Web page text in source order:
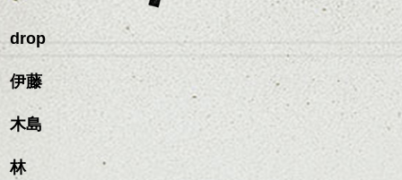
drop
伊藤
木島
林